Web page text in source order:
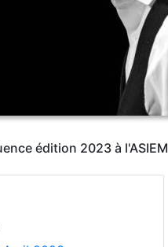
édition 2023 à l'ASIEM